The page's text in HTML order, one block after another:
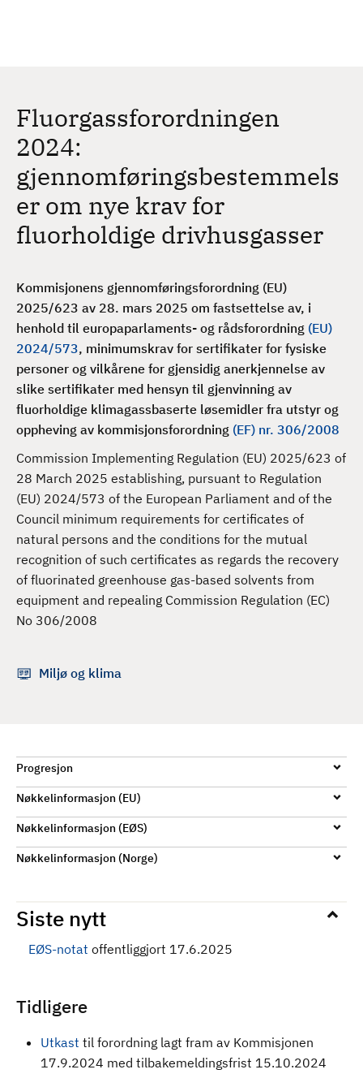
Fluorgassforordningen
2024:
gjennomføringsbestemmels
er om nye krav for
fluorholdige drivhusgasser
Kommisjonens gjennomføringsforordning (EU)
2025/623 av 28. mars 2025 om fastsettelse av, i
henhold til europaparlaments- og rådsforordning (EU)
2024/573, minimumskrav for sertifikater for fysiske
personer og vilkårene for gjensidig anerkjennelse av
slike sertifikater med hensyn til gjenvinning av
fluorholdige klimagassbaserte løsemidler fra utstyr og
oppheving av kommisjonsforordning (EF) nr. 306/2008
Commission Implementing Regulation (EU) 2025/623 of
28 March 2025 establishing, pursuant to Regulation
(EU) 2024/573 of the European Parliament and of the
Council minimum requirements for certificates of
natural persons and the conditions for the mutual
recognition of such certificates as regards the recovery
of fluorinated greenhouse gas-based solvents from
equipment and repealing Commission Regulation (EC)
No 306/2008
Miljø og klima
Progresjon
Nøkkelinformasjon (EU)
Nøkkelinformasjon (EØS)
Nøkkelinformasjon (Norge)
Siste nytt
EØS-notat offentliggjort 17.6.2025
Tidligere
Utkast til forordning lagt fram av Kommisjonen
17.9.2024 med tilbakemeldingsfrist 15.10.2024